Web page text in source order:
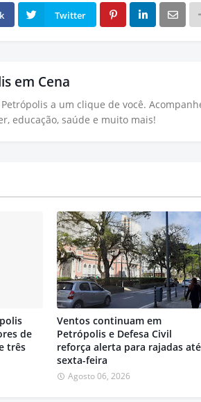
Twitter
em Cena
a um clique de você.
educação, saúde e muito mais!
de
três
Ventos continuam em
Petrópolis e Defesa Civil
reforça alerta para rajadas até
sexta-feira
Agosto 06, 2026